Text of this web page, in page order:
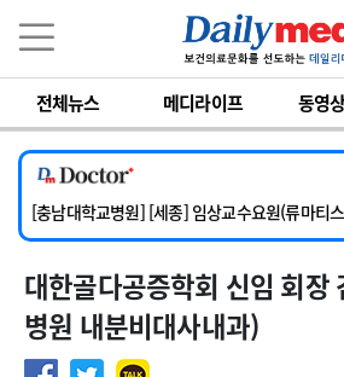
전체뉴스 메디라이프 동영
[단국대학교병원] 임상전담교원 및 전임의 초빙
[해운대부민병원] [해운대] 2026년 하반기 인턴
[서울아산병원] 건강증진센터 소화기파트 건진교
[이대서울병원] 정형외과 일반의 초빙
[단국대학교병원] 임상전담교원 및 전임의 초빙
[해운대부민병원] [해운대] 2026년 하반기 인턴
대한골다공증학회 신임 회장
병원 내분비대사내과)